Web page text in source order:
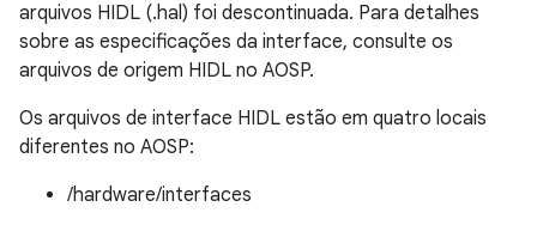
arquivos HIDL (.hal) foi descontinuada. Para detalhes
sobre as especificações da interface, consulte os
arquivos de origem HIDL no AOSP.
Os arquivos de interface HIDL estão em quatro locais
diferentes no AOSP:
/hardware/interfaces